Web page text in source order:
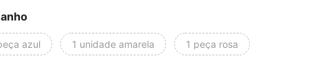
azul 1 unidade amarela 1 peça rosa